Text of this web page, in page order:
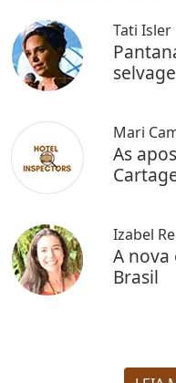
Tati Isler
Mari
As
Izabel
A
Brasil